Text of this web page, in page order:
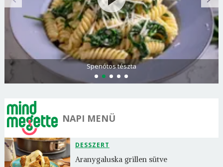
Spenótos tészta
NAPI MENÜ
DESSZERT
Aranygaluska grillen sütve